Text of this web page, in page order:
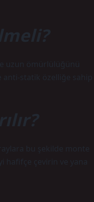
uzun ömürlülüğünü
anti-statik özelliğe sahip
bu şekilde monte
hafifçe çevirin ve yana